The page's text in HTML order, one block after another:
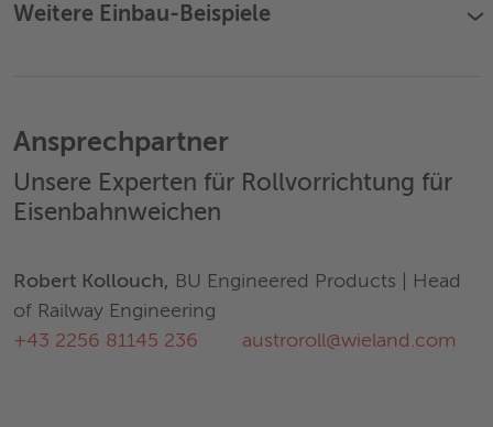
Weitere Einbau-Beispiele ›
Ansprechpartner
Unsere Experten für Rollvorrichtung für
Eisenbahnweichen
Robert Kollouch, BU Engineered Products | Head
of Railway Engineering
+43 2256 81145 236
austroroll@wieland.com